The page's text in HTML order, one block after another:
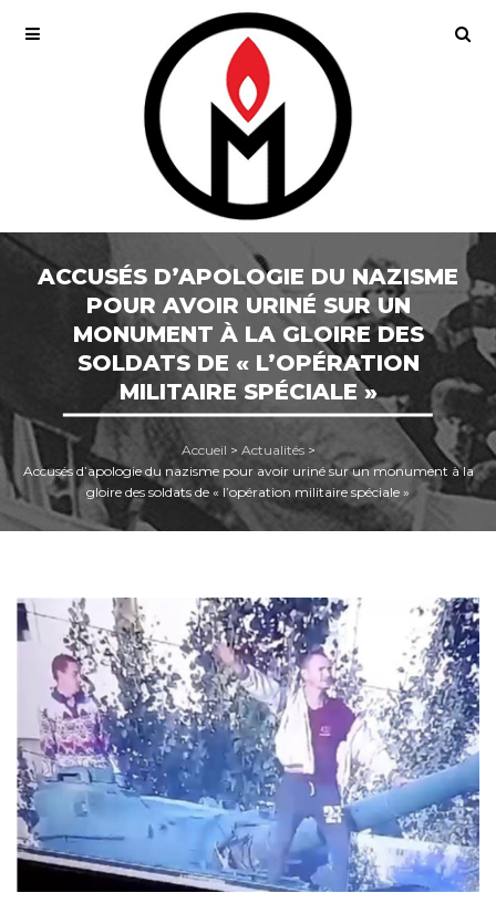
ACCUSÉS D’APOLOGIE DU NAZISME
POUR AVOIR URINÉ SUR UN
MONUMENT À LA GLOIRE DES
SOLDATS DE « L’OPÉRATION
MILITAIRE SPÉCIALE »
Accueil > Actualités>
Accusés d’apologie du nazisme pour avoir uriné sur un monument à la
gloire des soldats de « l’opération militaire spéciale »